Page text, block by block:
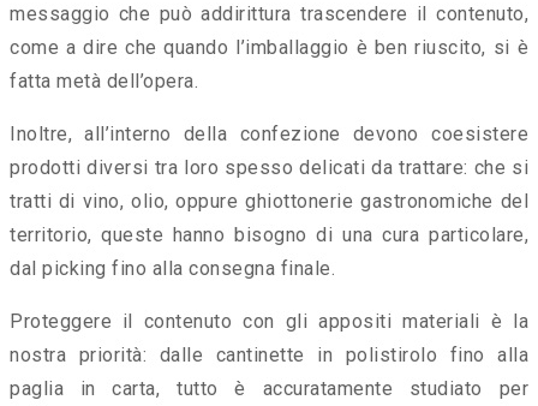
messaggio che può addirittura trascendere il contenuto,
come a dire che quando l’imballaggio è ben riuscito, si è
fatta metà dell’opera.
Inoltre, all’interno della confezione devono coesistere
prodotti diversi tra loro spesso delicati da trattare: che si
tratti di vino, olio, oppure ghiottonerie gastronomiche del
territorio, queste hanno bisogno di una cura particolare,
dal picking fino alla consegna finale.
Proteggere il contenuto con gli appositi materiali è la
nostra priorità: dalle cantinette in polistirolo fino alla
paglia in carta, tutto è accuratamente studiato per